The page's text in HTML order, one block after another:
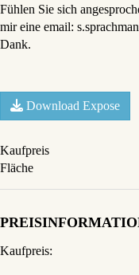
Fühlen Sie sich
mir eine email:
Dank.
Download Expose
Kaufpreis
Fläche
Kaufpreis: